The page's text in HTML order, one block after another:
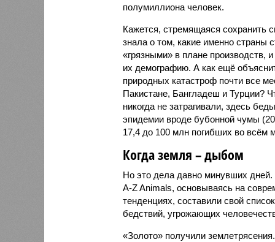
полумиллиона человек.
Кажется, стремящаяся сохранить
знала о том, какие именно страны
«грязными» в плане производств,
их демографию. А как ещё
природных катастроф почти все
Пакистане, Бангладеш и Турции?
никогда не затрагивали, здесь
эпидемии вроде бубонной чумы
17,4 до 100 млн погибших во всём
Когда земля – дыбом
Но это дела давно минувших
A-Z Animals, основываясь на
тенденциях, составили свой
бедствий, угрожающих
«Золото» получили